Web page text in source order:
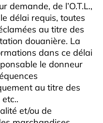
demande, de l’O.T.L.,
délai requis, toutes
au titre des
douanière. La
dans ce délai
le donneur
au titre des
et/ou de